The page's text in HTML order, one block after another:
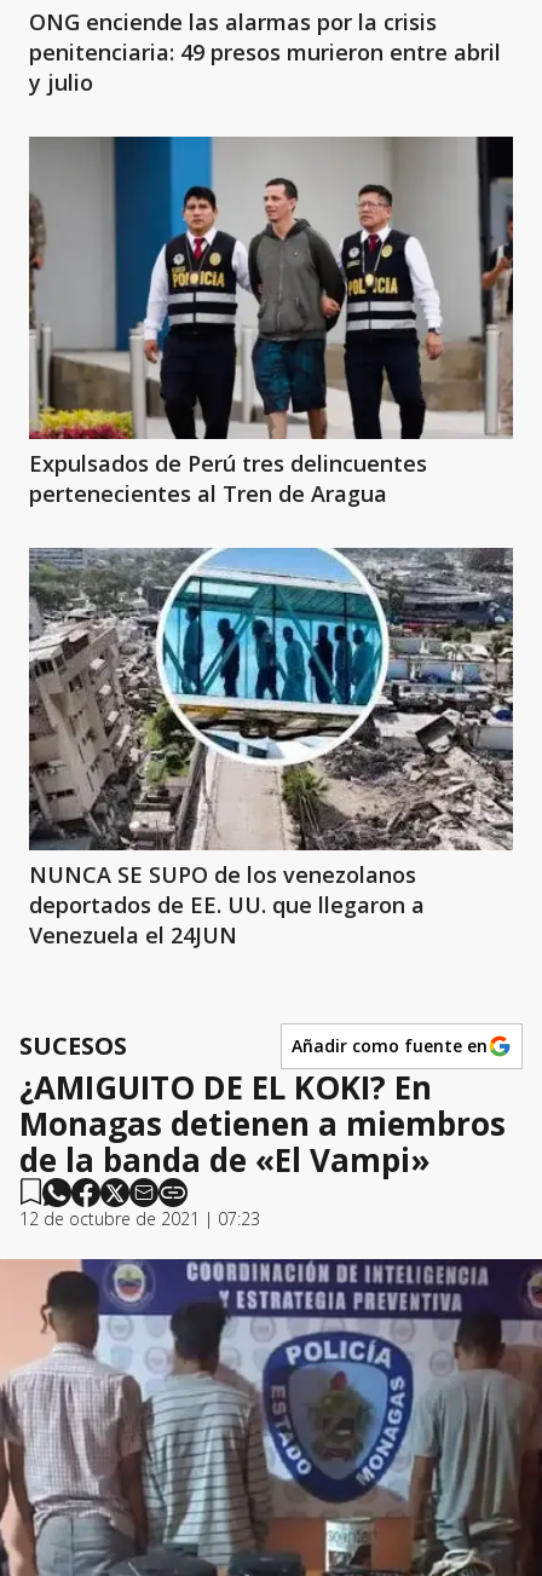
ONG enciende las alarmas por la crisis
penitenciaria: 49 presos murieron entre abril
y julio
Expulsados de Perú tres delincuentes
pertenecientes al Tren de Aragua
NUNCA SE SUPO de los venezolanos
deportados de EE. UU. que llegaron a
Venezuela el 24JUN
SUCESOS Añadir como fuente en
¿AMIGUITO DE EL KOKI? En
Monagas detienen a miembros
de la banda de «El Vampi»
12 de octubre de 2021 | 07:23